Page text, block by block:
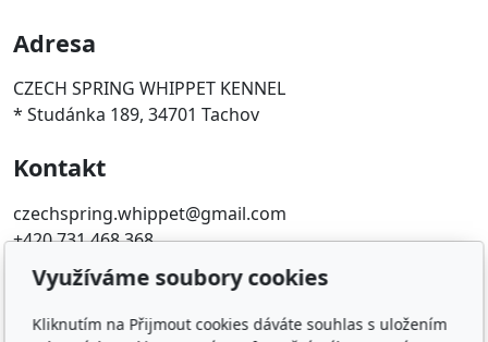
Adresa
CZECH SPRING WHIPPET KENNEL
* Studánka 189, 34701 Tachov
Kontakt
czechspring.whippet@gmail.com
+420 731 468 368
Oblíbené odkazy
Využíváme soubory cookies
Kliknutím na Přijmout cookies dáváte souhlas s uložením